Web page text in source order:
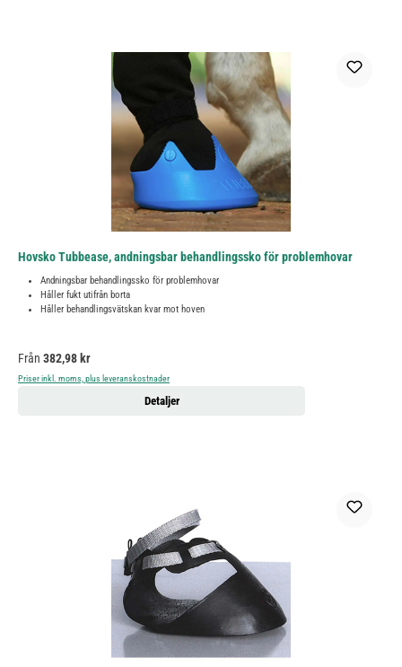
Hovsko Tubbease, andningsbar behandlingssko för problemhovar
Andningsbar behandlingssko för problemhovar
Håller fukt utifrån borta
Håller behandlingsvätskan kvar mot hoven
Ordinarie pris:
Från 382,98 kr
Priser inkl. moms, plus leveranskostnader
Detaljer